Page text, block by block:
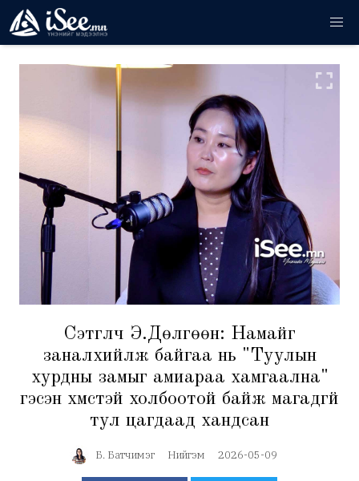
Сэтгүүлч Э.Дөлгөөн: Намайг
заналхийлж байгаа нь "Туулын
хурдны замыг амиараа хамгаална"
гэсэн хүмүүстэй холбоотой байж магадгүй
тул цагдаад хандсан
Б. Батчимэг Нийгэм 2026-05-09